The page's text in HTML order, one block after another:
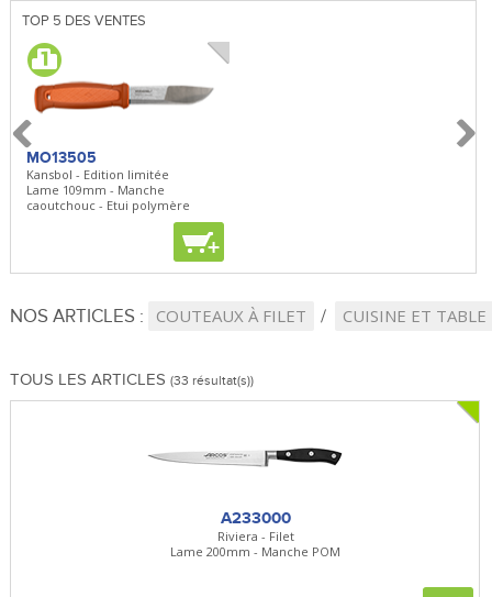
TOP 5 DES VENTES
MO13505
Kansbol - Edition limitée
Lame 109mm - Manche
caoutchouc - Etui polymère
+
NOS ARTICLES : COUTEAUX À FILET CUISINE ET TABLE
TOUS LES ARTICLES (33 résultat(s))
A233000
Riviera - Filet
Lame 200mm - Manche POM